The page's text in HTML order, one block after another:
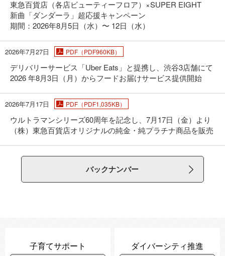
東急百貨店（各店ビューティーフロア）×SUPER EIGHT
新曲「ダンダーラ」超応援キャンペーン
期間：2026年8月5日（水）〜 12日（水）
2026年7月27日 PDF（PDF960KB）
デリバリーサービス「Uber Eats」と提携し、渋谷3店舗にて
2026 年8月3日（月）からフードお届けサービス提供開始
2026年7月17日 PDF（PDF1,035KB）
ウルトラマンシリーズ60周年を記念し、7月17日（金）より
（株）東急百貨店オリジナルの純金・純プラチナ商品を販売
バックナンバー
子育てサポート ダイバーシティ推進